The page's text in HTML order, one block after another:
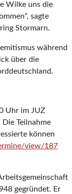
Wilke uns die
sagte
Stormarn.
während
über die
Uhr im JUZ
Teilnahme
können
view/187
gegründet. Er